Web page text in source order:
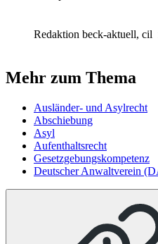
Redaktion beck-aktuell, cil
Mehr zum Thema
Ausländer- und Asylrecht
Abschiebung
Asyl
Aufenthaltsrecht
Gesetzgebungskompetenz
Deutscher Anwaltverein